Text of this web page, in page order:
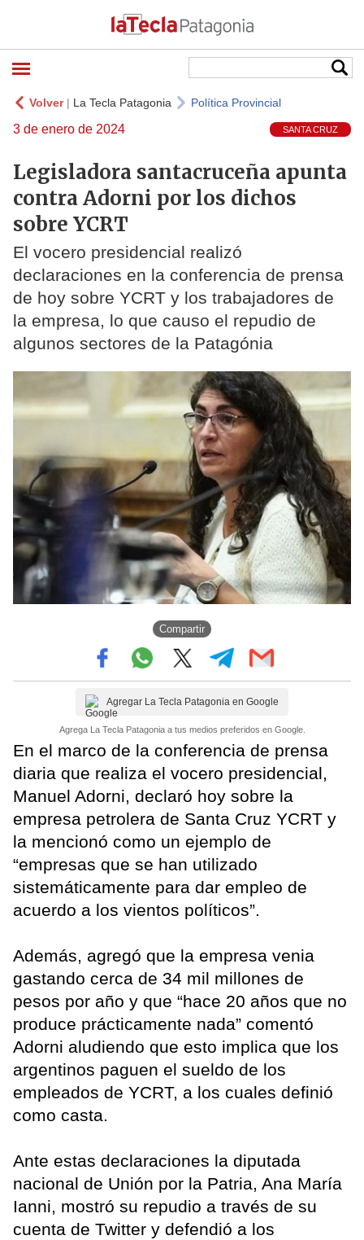
Volver| La Tecla Patagonia Política Provincial
3 de enero de 2024 SANTA CRUZ
Legisladora santacruceña apunta
contra Adorni por los dichos
sobre YCRT
El vocero presidencial realizó
declaraciones en la conferencia de prensa
de hoy sobre YCRT y los trabajadores de
la empresa, lo que causo el repudio de
algunos sectores de la Patagónia
Compartir
Agregar La Tecla Patagonia en Google
Agrega La Tecla Patagonia a tus medios preferidos en Google.
En el marco de la conferencia de prensa
diaria que realiza el vocero presidencial,
Manuel Adorni, declaró hoy sobre la
empresa petrolera de Santa Cruz YCRT y
la mencionó como un ejemplo de
“empresas que se han utilizado
sistemáticamente para dar empleo de
acuerdo a los vientos políticos”.
Además, agregó que la empresa venia
gastando cerca de 34 mil millones de
pesos por año y que “hace 20 años que no
produce prácticamente nada” comentó
Adorni aludiendo que esto implica que los
argentinos paguen el sueldo de los
empleados de YCRT, a los cuales definió
como casta.
Ante estas declaraciones la diputada
nacional de Unión por la Patria, Ana María
Ianni, mostró su repudio a través de su
cuenta de Twitter y defendió a los